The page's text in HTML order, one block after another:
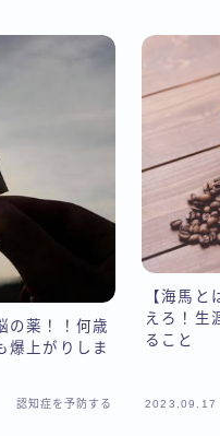
の薬！！何歳
爆上がりしま
認知症を予防する
【海馬
えろ！生
ること
2023.09.17